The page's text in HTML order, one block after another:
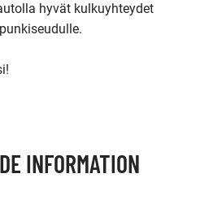
hyvät kulkuyhteydet
INFORMATION